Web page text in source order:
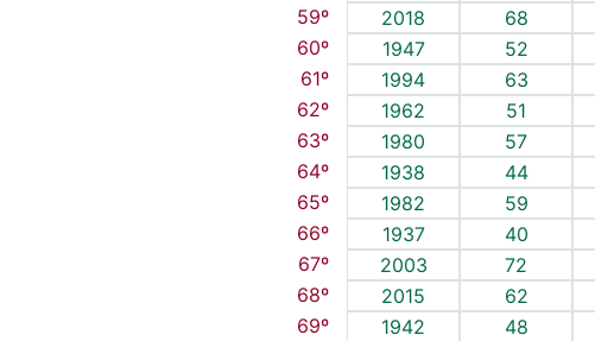
59º
2018 68
60º
1947 52
61º
1994 63
62º
1962 51
63º
1980 57
64º
1938 44
65º
1982 59
66º
1937 40
67º
2003 72
68º
2015 62
69º
1942 48